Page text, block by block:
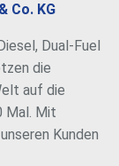
Co. KG
Dual-Fuel
die
auf die
Mal. Mit
Kunden